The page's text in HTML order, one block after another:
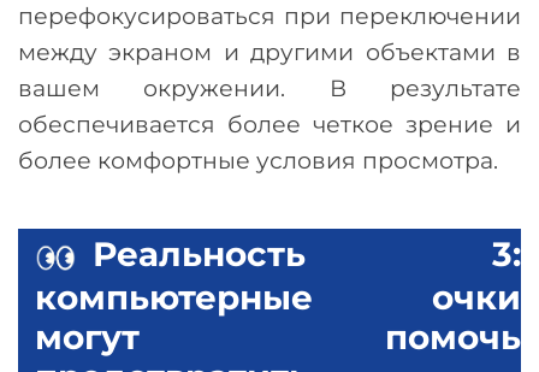
перефокусироваться при переключении
между экраном и другими объектами в
вашем окружении. В результате
обеспечивается более четкое зрение и
более комфортные условия просмотра.
Реальность 3:
компьютерные очки
могут помочь